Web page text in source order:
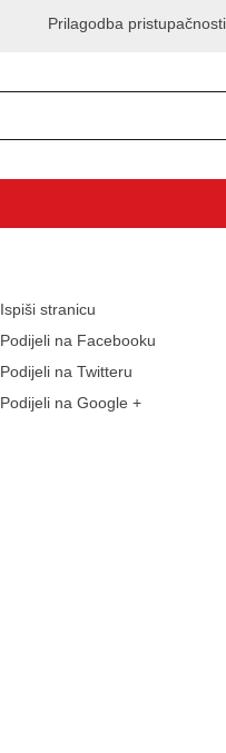
Prilagodba pristupačnosti
Ispiši stranicu
Podijeli na Facebooku
Podijeli na Twitteru
Podijeli na Google +